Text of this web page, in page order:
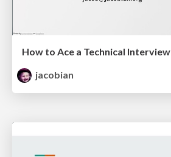
How to Ace a Technical Interview
jacobian